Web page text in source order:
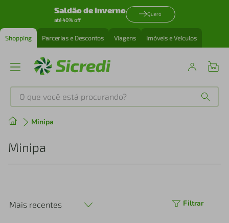
Saldão de inverno
até 40% off
Quero
Shopping Parcerias e Descontos Viagens Imóveis e Veículos
O que você está procurando?
Minipa
Minipa
Mais recentes Filtrar
Produtos mais buscados
º
perfume